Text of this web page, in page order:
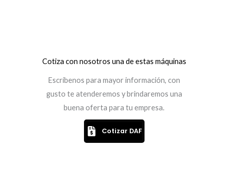
Cotiza con nosotros una de estas máquinas
Escríbenos para mayor información, con
gusto te atenderemos y brindaremos una
buena oferta para tu empresa.
Cotizar DAF